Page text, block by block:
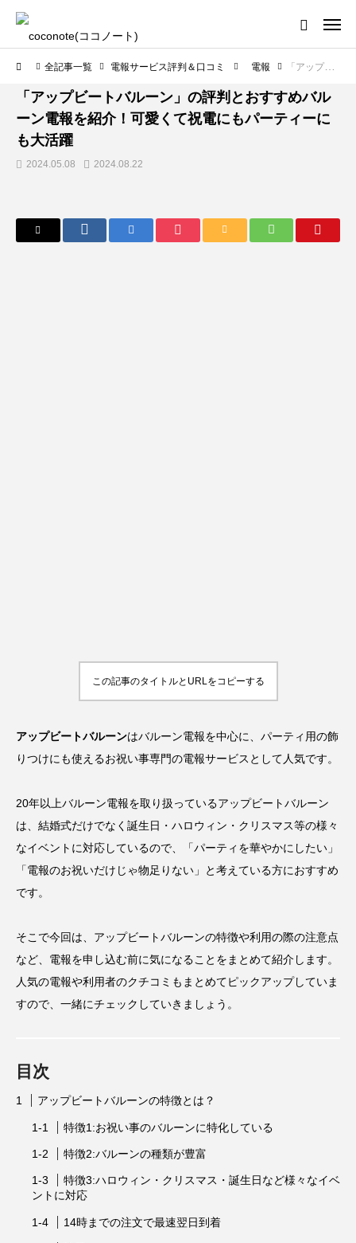
全記事一覧 電報サービス評判＆口コミ 電報 「アップビートバルーン」の評判とおすすめバルーン電報を紹介！可愛くて祝電にもパーティーにも大活躍
電報サービス評判＆口コミ
「アップビートバルーン」の評判とおすすめバル
ーン電報を紹介！可愛くて祝電にもパーティーに
も大活躍
2024.05.08 2024.08.22
この記事のタイトルとURLをコピーする
アップビートバルーンはバルーン電報を中心に、 パーティ用の飾
りつけにも使えるお祝い事専門の電報サービス として人気です。
20年以上バルーン電報を取り扱っているアップビートバルーン
は、 結婚式だけでなく誕生日・ハロウィン・クリスマス等の様々
なイベントに対応しているので、
「パーティを華やかにしたい」
「電報のお祝いだけじゃ物足りない」
と考えている方におすすめ
です。
そこで今回は、アップビートバルーンの特徴や利用の際の注意点
など、電報を申し込む前に気になることをまとめて紹介します。
人気の電報や利用者のクチコミもまとめてピックアップしていま
すので、一緒にチェックしていきましょう。
目次
アップビートバルーンの特徴とは？
特徴1:お祝い事のバルーンに特化している
特徴2:バルーンの種類が豊富
特徴3:ハロウィン・クリスマス・誕生日など様々なイベ
ントに対応
14時までの注文で最速翌日到着